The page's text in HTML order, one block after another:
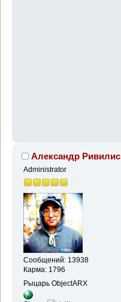
Александр Ривилис
Administrator
Сообщений: 13938
Карма: 1796
Рыцарь ObjectARX